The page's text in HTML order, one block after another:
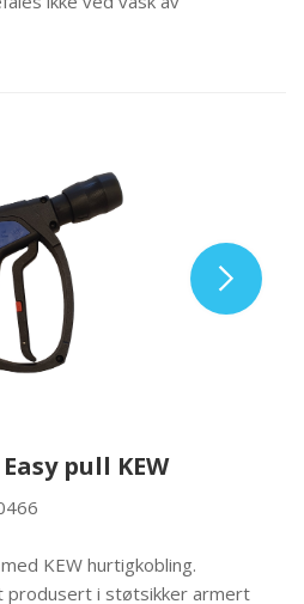
pull KEW
KEW hurtigkobling.
produsert i støtsikker armert